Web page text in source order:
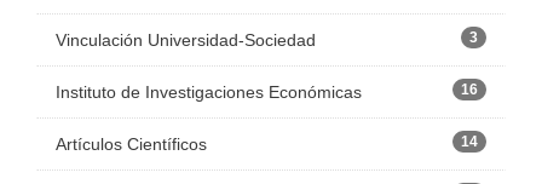
Vinculación Universidad-Sociedad 3
Instituto de Investigaciones Económicas 16
Artículos Científicos 14